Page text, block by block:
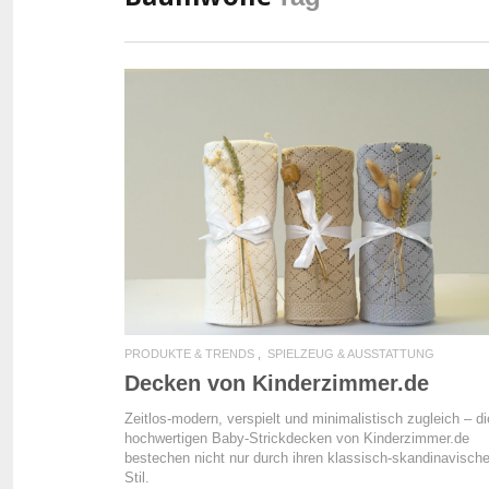
READ MORE
PRODUKTE & TRENDS SPIELZEUG & AUSSTATTUNG
Decken von Kinderzimmer.de
Zeitlos-modern, verspielt und minimalistisch zugleich –
hochwertigen Baby-Strickdecken von Kinderzimmer.de
bestechen nicht nur durch ihren klassisch-
Stil.